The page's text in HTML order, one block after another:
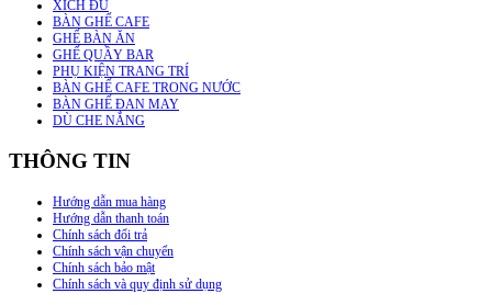
XÍCH ĐU
BÀN GHẾ CAFE
GHẾ BÀN ĂN
GHẾ QUẦY BAR
PHỤ KIỆN TRANG TRÍ
BÀN GHẾ CAFE TRONG NƯỚC
BÀN GHẾ ĐAN MAY
DÙ CHE NẮNG
THÔNG TIN
Hướng dẫn mua hàng
Hướng dẫn thanh toán
Chính sách đổi trả
Chính sách vận chuyển
Chính sách bảo mật
Chính sách và quy định sử dụng